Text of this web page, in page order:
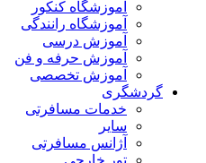
آموزشگاه کنکور
آموزشگاه رانندگی
آموزش درسی
آموزش حرفه و فن
آموزش تخصصی
گردشگری
خدمات مسافرتی
سایر
آژانس مسافرتی